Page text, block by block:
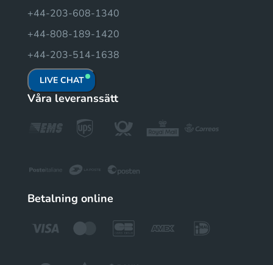
+44-203-608-1340
+44-808-189-1420
+44-203-514-1638
LIVE CHAT
Våra leveranssätt
Betalning online